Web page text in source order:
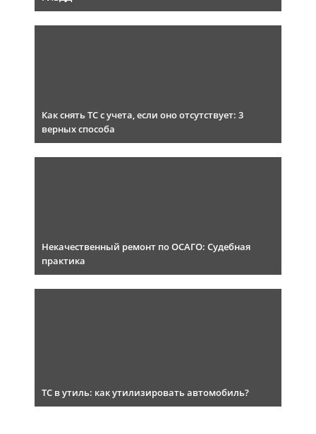
Как снять ТС с учета, если оно отсутствует: 3
верных способа
Некачественный ремонт по ОСАГО: Судебная
практика
ТС в утиль: как утилизировать автомобиль?